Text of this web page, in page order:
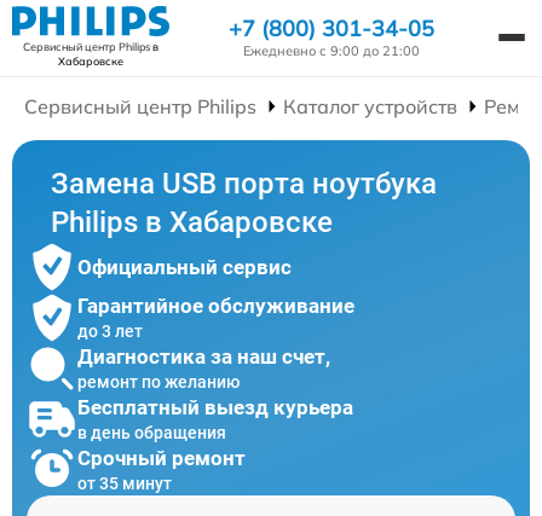
Сервисный центр Philipsв
Хабаровске
+7 (800) 301-34-05
Ежедневно с 9:00 до 21:00
Сервисный центр Philips Каталог устройств
Замена USB порта ноутбука
Philips в Хабаровске
Официальный сервис
Гарантийное обслуживание
до 3 лет
Диагностика за наш счет,
ремонт по желанию
Бесплатный выезд курьера
в день обращения
Срочный ремонт
от 35 минут